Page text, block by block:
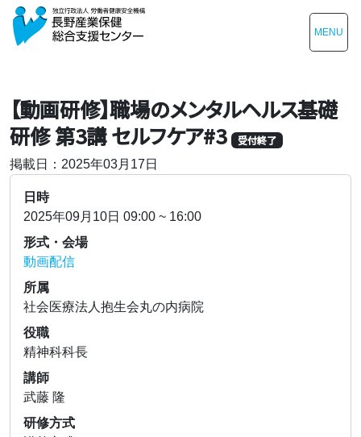
MENU
【動画研修】職場のメンタルヘルス基礎
研修 第3講 セルフケア#3
受付終了
掲載日：2025年03月17日
日時
2025年09月10日 09:00 ~ 16:00
形式・会場
動画配信
所属
社会医療法人抱生会丸の内病院
役職
精神科科長
講師
武藤 隆
研修方式